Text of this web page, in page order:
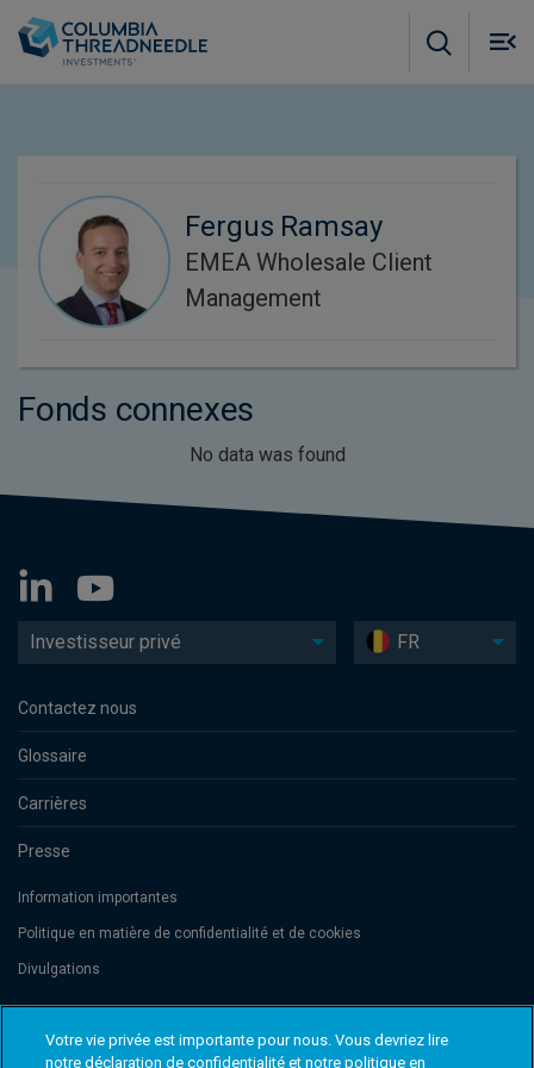
Fergus Ramsay
EMEA Wholesale Client
Management
Fonds connexes
No data was found
Investisseur privé FR
Contactez nous
Glossaire
Carrières
Presse
Information importantes
Politique en matière de confidentialité et de cookies
Divulgations
Threadneedle Management Luxembourg S.A., registered with the Registre
de Commerce et des Sociétés (Luxembourg), No. B 110242 and/or
Votre vie privée est importante pour nous. Vous devriez lire
notre déclaration de confidentialité et notre politique en